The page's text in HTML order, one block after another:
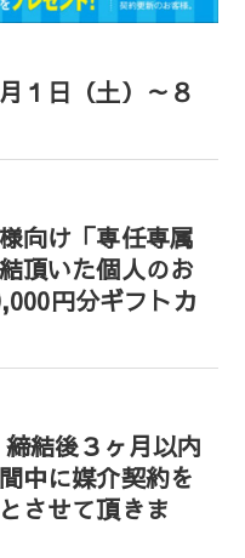
１日（土）～８
向け「専任専属
頂いた個人のお
円分ギフトカ
結後３ヶ月以内
中に媒介契約を
させて頂きま